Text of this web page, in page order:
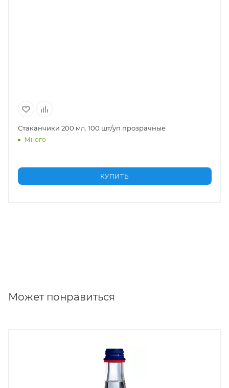
мл. 100 шт/уп прозрачные Салфетки
Может понравиться